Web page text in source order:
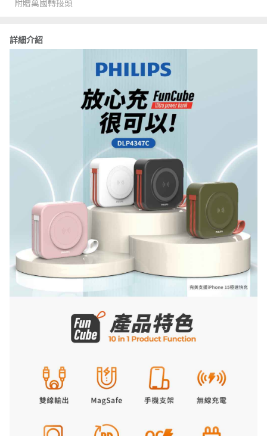
附贈萬國轉接頭
詳細介紹